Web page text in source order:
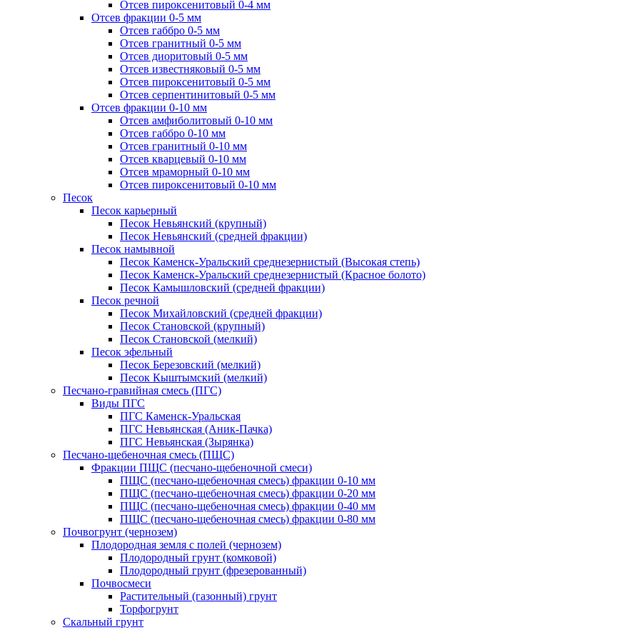
Отсев пироксенитовый 0-4 мм
Отсев фракции 0-5 мм
Отсев габбро 0-5 мм
Отсев гранитный 0-5 мм
Отсев диоритовый 0-5 мм
Отсев известняковый 0-5 мм
Отсев пироксенитовый 0-5 мм
Отсев серпентинитовый 0-5 мм
Отсев фракции 0-10 мм
Отсев амфиболитовый 0-10 мм
Отсев габбро 0-10 мм
Отсев гранитный 0-10 мм
Отсев кварцевый 0-10 мм
Отсев мраморный 0-10 мм
Отсев пироксенитовый 0-10 мм
Песок
Песок карьерный
Песок Невьянский (крупный)
Песок Невьянский (средней фракции)
Песок намывной
Песок Каменск-Уральский среднезернистый (Высокая степь)
Песок Каменск-Уральский среднезернистый (Красное болото)
Песок Камышловский (средней фракции)
Песок речной
Песок Михайловский (средней фракции)
Песок Становской (крупный)
Песок Становской (мелкий)
Песок эфельный
Песок Березовский (мелкий)
Песок Кыштымский (мелкий)
Песчано-гравийная смесь (ПГС)
Виды ПГС
ПГС Каменск-Уральская
ПГС Невьянская (Аник-Пачка)
ПГС Невьянская (Зырянка)
Песчано-щебеночная смесь (ПЩС)
Фракции ПЩС (песчано-щебеночной смеси)
ПЩС (песчано-щебеночная смесь) фракции 0-10 мм
ПЩС (песчано-щебеночная смесь) фракции 0-20 мм
ПЩС (песчано-щебеночная смесь) фракции 0-40 мм
ПЩС (песчано-щебеночная смесь) фракции 0-80 мм
Почвогрунт (чернозем)
Плодородная земля с полей (чернозем)
Плодородный грунт (комковой)
Плодородный грунт (фрезерованный)
Почвосмеси
Растительный (газонный) грунт
Торфогрунт
Скальный грунт